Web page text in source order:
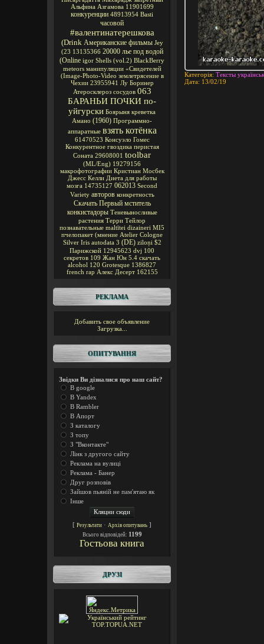
Альфина Азгамова 11901699
конкуренции 48913954 Basti
часовой
#валентинатерешкова
(Drink Американские фильмы Jey
(23 13135366 20000 лье под водой
(Online igor Shells (vol.2) BlackBerry
meteors манипуляции «Свидетелей
(Image-Photo-Video землетрясение в
Чехии 23955941 Лу Боринер
Атеросклероз сосудов 063
БАРАНЬИ ПОЧКИ по-
уйгурски Боярыня креветка
Амано (1960) Программно-
аппаратные взять котёнка
61470523 Консуэло Гомес
Конкурентное гвоздика перистая
Соната 29608001 toolbar
(ML/Eng) 19279156
макрофотографии Кристиан Мосбек
Джесс Келли Диета для работы
мозга 14735127 062013 Second
Variety авторов конкретность
Скачать Первый мститель
конкистадоры Теневыносливые
растения Терри Тейлор
познавательные maltītei dizaineri MI5
пчелопакет (мнение Atelier Cologne
Silver Iris autodata 3 (DE) ziloņi $2
Парижской 12945623 dvj 100
секретов 109 Жан Юн 5.4 скачать
alcohol 120 Grotesque 1386827
french rap Алекс Десерт 162155
РЕКЛАМА
Добавить свое объявление
Загрузка...
ОПИТУВАННЯ
Звідки Ви дізналися про наш сайт?
В google
В Yandex
В Rambler
В Апорт
З каталогу
З топу
З "Вконтакте"
Лінк з другого сайту
Реклама на вулиці
Реклама - Банер
Друг розповів
Зайшов пьяній не пам'ятаю як
Інше
[ Результати · Архів опитувань ]
Всього відповідей: 1199
Гостьова книга
ДРУЗІ
Категорія: Тексты
Дата: 13/02/19